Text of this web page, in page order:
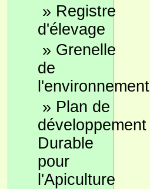
» Registre
d'élevage
» Grenelle
de
l'environnement
» Plan de
développement
Durable
pour
l'Apiculture